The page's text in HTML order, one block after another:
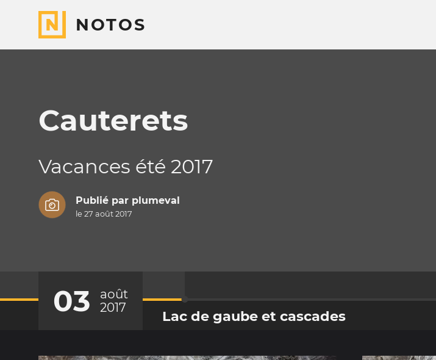
NOTOS
Cauterets
Vacances été 2017
Publié par plumeval
le 27 août 2017
03
août
2017
Lac de gaube et cascades